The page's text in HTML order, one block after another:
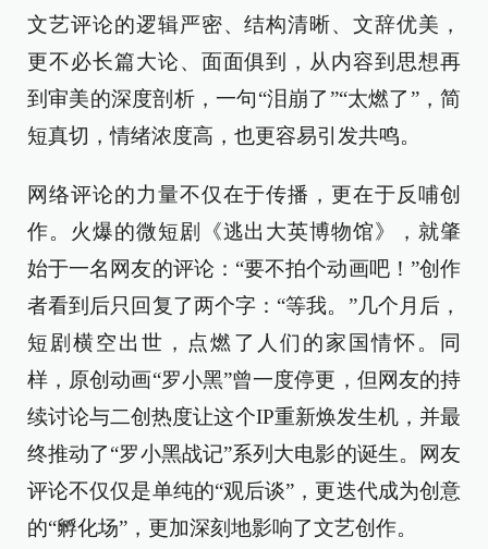
文艺评论的逻辑严密、结构清晰、文辞优美，
更不必长篇大论、面面俱到，从内容到思想再
到审美的深度剖析，一句“泪崩了”“太燃了”，简
短真切，情绪浓度高，也更容易引发共鸣。
网络评论的力量不仅在于传播，更在于反哺创
作。火爆的微短剧《逃出大英博物馆》，就肇
始于一名网友的评论：“要不拍个动画吧！”创作
者看到后只回复了两个字：“等我。”几个月后，
短剧横空出世，点燃了人们的家国情怀。同
样，原创动画“罗小黑”曾一度停更，但网友的持
续讨论与二创热度让这个IP重新焕发生机，并最
终推动了“罗小黑战记”系列大电影的诞生。网友
评论不仅仅是单纯的“观后谈”，更迭代成为创意
的“孵化场”，更加深刻地影响了文艺创作。